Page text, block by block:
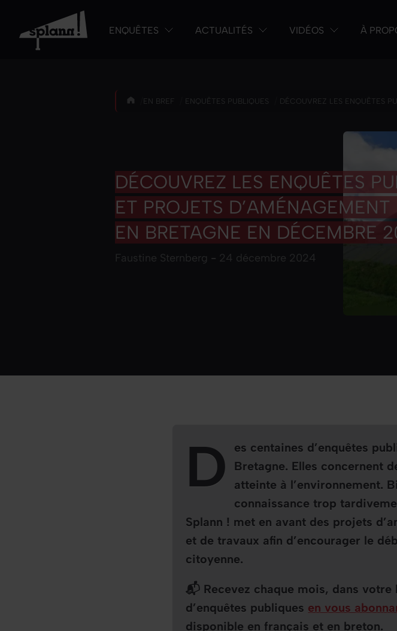
ENQUÊTES ACTUALITÉS VIDÉOS À
EN BREF ENQUÊTES PUBLIQUES DÉCOUVREZ LES ENQUÊTES
DÉCOUVREZ LES ENQUÊTES
ET PROJETS D’AMÉNAGEMENT
EN BRETAGNE EN DÉCEMBRE
Faustine Sternberg - 24 décembre 2024
D
es centaines d’enquêtes
Bretagne. Elles concernent
atteinte à l’environnement.
connaissance trop
Splann ! met en avant des projets
et de travaux afin d’encourager le
citoyenne.
📬 Recevez chaque mois, dans
d’enquêtes publiques en vous
disponible en français et en breton.